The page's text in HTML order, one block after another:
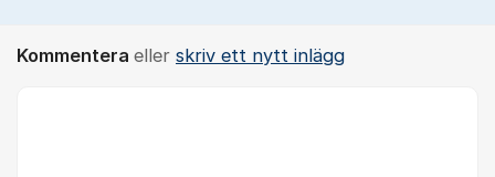
Kommentera eller skriv ett nytt inlägg